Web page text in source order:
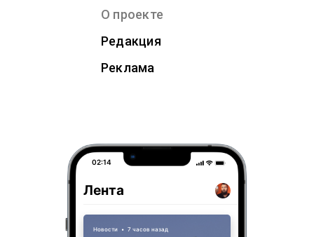
О проекте
Редакция
Реклама
02:14
Лента
Новости • 7 часов назад